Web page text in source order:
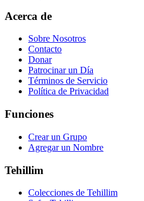
Acerca de
Sobre Nosotros
Contacto
Donar
Patrocinar un Día
Términos de Servicio
Política de Privacidad
Funciones
Crear un Grupo
Agregar un Nombre
Tehillim
Colecciones de Tehillim